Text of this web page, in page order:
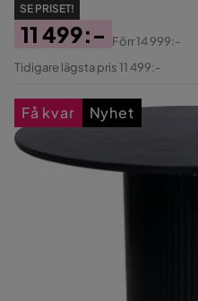
SE PRISET!
Pris
11 499:-
Original
Förr14 999:-
Tidigare lägsta pris 11 499:-
Få kvar Nyhet